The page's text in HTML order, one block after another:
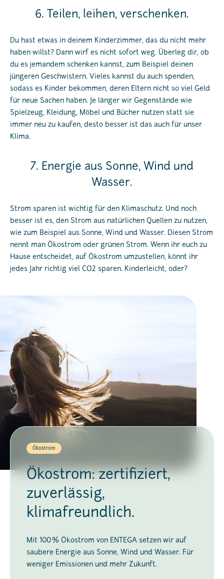
6. Teilen, leihen, verschenken.
Du hast etwas in deinem Kinderzimmer, das du nicht mehr
haben willst? Dann wirf es nicht sofort weg. Überleg dir, ob
du es jemandem schenken kannst, zum Beispiel deinen
jüngeren Geschwistern. Vieles kannst du auch spenden,
sodass es Kinder bekommen, deren Eltern nicht so viel Geld
für neue Sachen haben. Je länger wir Gegenstände wie
Spielzeug, Kleidung, Möbel und Bücher nutzen statt sie
immer neu zu kaufen, desto besser ist das auch für unser
Klima.
7. Energie aus Sonne, Wind und
Wasser.
Strom sparen ist wichtig für den Klimaschutz. Und noch
besser ist es, den Strom aus natürlichen Quellen zu nutzen,
wie zum Beispiel aus Sonne, Wind und Wasser. Diesen Strom
nennt man Ökostrom oder grünen Strom. Wenn ihr euch zu
Hause entscheidet, auf Ökostrom umzustellen, könnt ihr
jedes Jahr richtig viel CO2 sparen. Kinderleicht, oder?
Ökostrom
Ökostrom: zertifiziert,
zuverlässig,
klimafreundlich.
Mit 100 % Ökostrom von ENTEGA setzen wir auf
saubere Energie aus Sonne, Wind und Wasser. Für
weniger Emissionen und mehr Zukunft.